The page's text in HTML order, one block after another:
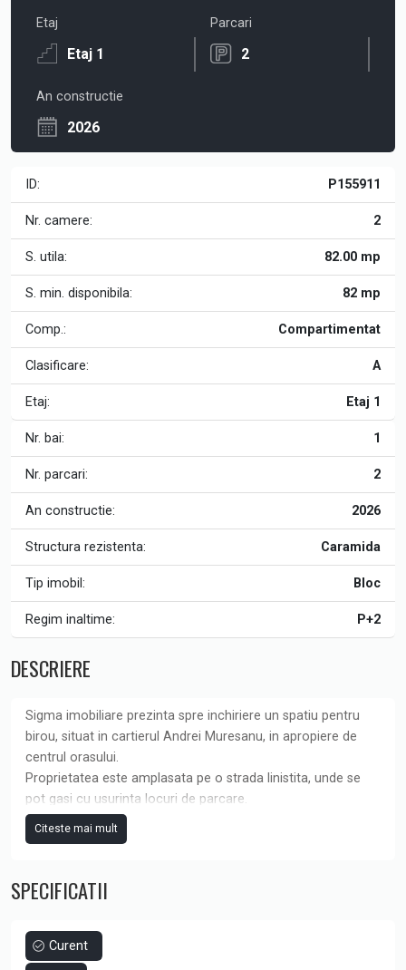
Etaj
Etaj 1
Parcari
2
An constructie
2026
ID: P155911
Nr. camere: 2
S. utila: 82.00 mp
S. min. disponibila: 82 mp
Comp.: Compartimentat
Clasificare: A
Etaj: Etaj 1
Nr. bai: 1
Nr. parcari: 2
An constructie: 2026
Structura rezistenta: Caramida
Tip imobil: Bloc
Regim inaltime: P+2
DESCRIERE
Sigma imobiliare prezinta spre inchiriere un spatiu pentru
birou, situat in cartierul Andrei Muresanu, in apropiere de
centrul orasului.
Proprietatea este amplasata pe o strada linistita, unde se
pot gasi cu usurinta locuri de parcare.
Spatiul are o suprafata utila de 82 mp si este situat la etajul
1 al unei cladiri noi.
chicineta, grup sanitar si balcon, fiind potrivit pentru diverse
tipuri de activitati.
moderne precum centrala termica individuala, incalzire in
pardoseala si geamuri termopan.
Citeste mai mult
SPECIFICATII
Curent